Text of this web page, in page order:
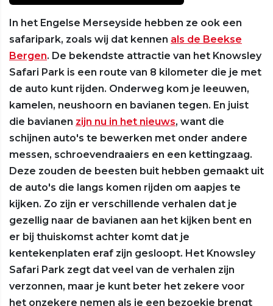
In het Engelse Merseyside hebben ze ook een
safaripark, zoals wij dat kennen als de Beekse
Bergen. De bekendste attractie van het Knowsley
Safari Park is een route van 8 kilometer die je met
de auto kunt rijden. Onderweg kom je leeuwen,
kamelen, neushoorn en bavianen tegen. En juist
die bavianen zijn nu in het nieuws, want die
schijnen auto's te bewerken met onder andere
messen, schroevendraaiers en een kettingzaag.
Deze zouden de beesten buit hebben gemaakt uit
de auto's die langs komen rijden om aapjes te
kijken. Zo zijn er verschillende verhalen dat je
gezellig naar de bavianen aan het kijken bent en
er bij thuiskomst achter komt dat je
kentekenplaten eraf zijn gesloopt. Het Knowsley
Safari Park zegt dat veel van de verhalen zijn
verzonnen, maar je kunt beter het zekere voor
het onzekere nemen als je een bezoekje brengt